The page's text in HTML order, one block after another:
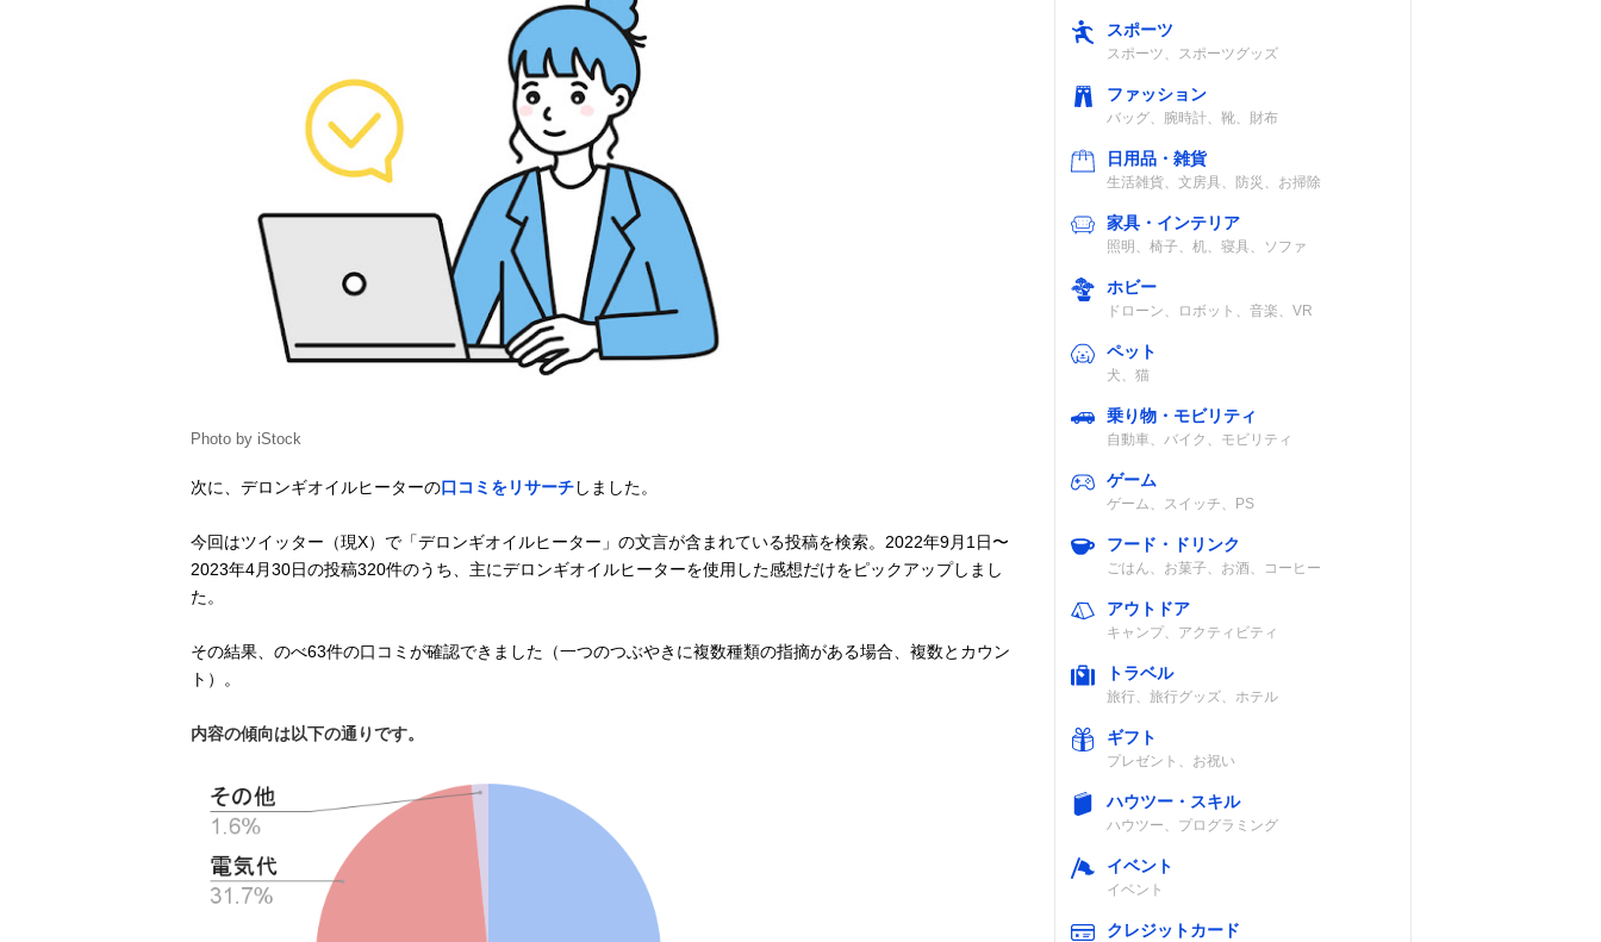
Photo by iStock
次に、デロンギオイルヒーターの口コミをリサーチしました。
今回はツイッター（現X）で「デロンギオイルヒーター」の文言が含まれている投稿を検索。2022年9月1日〜
2023年4月30日の投稿320件のうち、主にデロンギオイルヒーターを使用した感想だけをピックアップしまし
た。
その結果、のべ63件の口コミが確認できました（一つのつぶやきに複数種類の指摘がある場合、複数とカウン
ト）。
内容の傾向は以下の通りです。
スポーツ
スポーツ、スポーツグッズ
ファッション
バッグ、腕時計、靴、財布
日用品・雑貨
生活雑貨、文房具、防災、お掃除
家具・インテリア
照明、椅子、机、寝具、ソファ
ホビー
ドローン、ロボット、音楽、VR
ペット
犬、猫
乗り物・モビリティ
自動車、バイク、モビリティ
ゲーム
ゲーム、スイッチ、PS
フード・ドリンク
ごはん、お菓子、お酒、コーヒー
アウトドア
キャンプ、アクティビティ
トラベル
旅行、旅行グッズ、ホテル
ギフト
プレゼント、お祝い
ハウツー・スキル
ハウツー、プログラミング
イベント
イベント
クレジットカード